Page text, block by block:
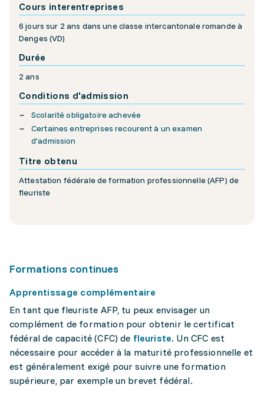
Cours interentreprises
6 jours sur 2 ans dans une classe intercantonale romande à
Denges (VD)
Durée
2 ans
Conditions d'admission
Scolarité obligatoire achevée
Certaines entreprises recourent à un examen
d'admission
Titre obtenu
Attestation fédérale de formation professionnelle (AFP) de
fleuriste
Formations continues
Apprentissage complémentaire
En tant que fleuriste AFP, tu peux envisager un
complément de formation pour obtenir le certificat
fédéral de capacité (CFC) de fleuriste. Un CFC est
nécessaire pour accéder à la maturité professionnelle et
est généralement exigé pour suivre une formation
supérieure, par exemple un brevet fédéral.